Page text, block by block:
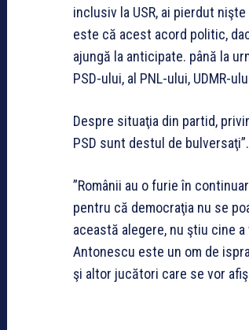
inclusiv la USR, ai pierdut
este că acest acord politic,
ajungă la anticipate. până la
PSD-ului, al PNL-ului, UDMR-
Despre situaţia din partid,
PSD sunt destul de bulversaţi”.
”Românii au o furie în
pentru că democraţia nu se
această alegere, nu ştiu cine
Antonescu este un om de
şi altor jucători care se vor